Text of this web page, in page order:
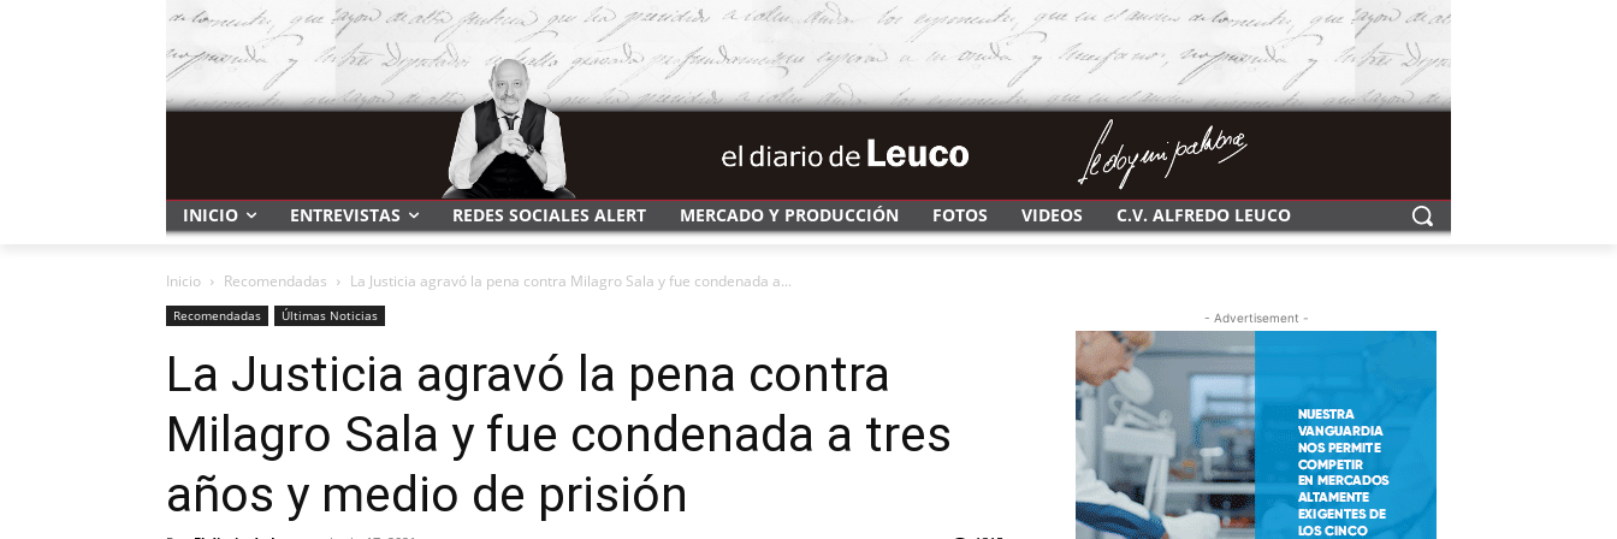
INICIO ENTREVISTAS REDES SOCIALES ALERT MERCADO Y PRODUCCIÓN FOTOS VIDEOS C.V. ALFREDO LEUCO
Inicio Recomendadas La Justicia agravó la pena contra Milagro Sala y fue condenada a...
Recomendadas Últimas Noticias
La Justicia agravó la pena contra
Milagro Sala y fue condenada a tres
años y medio de prisión
- Advertisement -